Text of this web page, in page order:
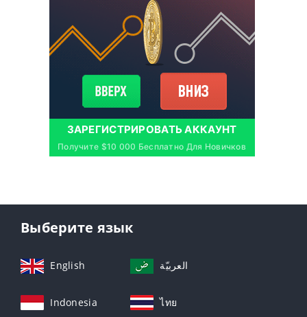
ЗАРЕГИСТРИРОВАТЬ АККАУНТ
Получите $10 000 Бесплатно Для Новичков
Выберите язык
English العربيّة
Indonesia ไทย